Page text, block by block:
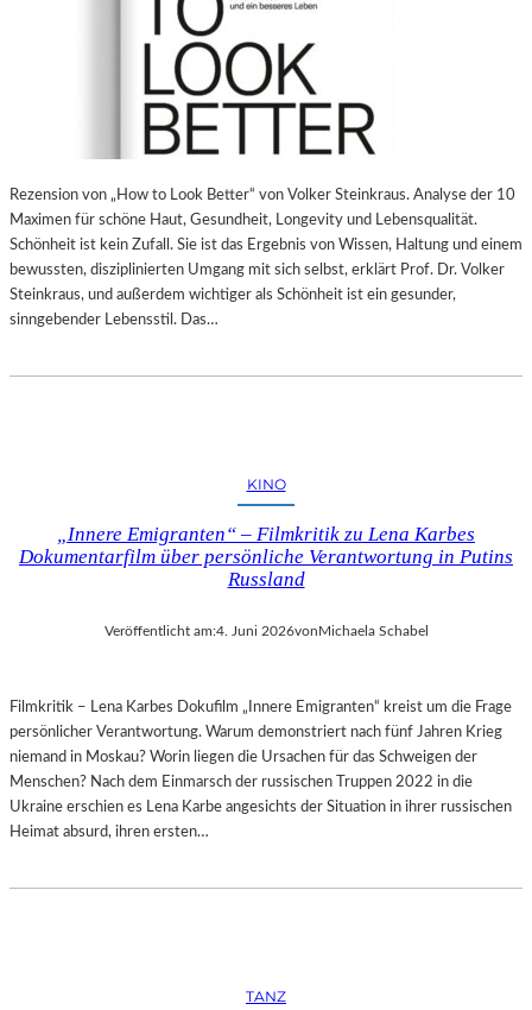
Rezension von „How to Look Better“ von Volker Steinkraus. Analyse der 10
Maximen für schöne Haut, Gesundheit, Longevity und Lebensqualität.
Schönheit ist kein Zufall. Sie ist das Ergebnis von Wissen, Haltung und einem
bewussten, disziplinierten Umgang mit sich selbst, erklärt Prof. Dr. Volker
Steinkraus, und außerdem wichtiger als Schönheit ist ein gesunder,
sinngebender Lebensstil. Das…
KINO
„Innere Emigranten“ – Filmkritik zu Lena Karbes
Dokumentarfilm über persönliche Verantwortung in Putins
Russland
Veröffentlicht am:4. Juni 2026vonMichaela Schabel
Filmkritik – Lena Karbes Dokufilm „Innere Emigranten“ kreist um die Frage
persönlicher Verantwortung. Warum demonstriert nach fünf Jahren Krieg
niemand in Moskau? Worin liegen die Ursachen für das Schweigen der
Menschen? Nach dem Einmarsch der russischen Truppen 2022 in die
Ukraine erschien es Lena Karbe angesichts der Situation in ihrer russischen
Heimat absurd, ihren ersten…
TANZ